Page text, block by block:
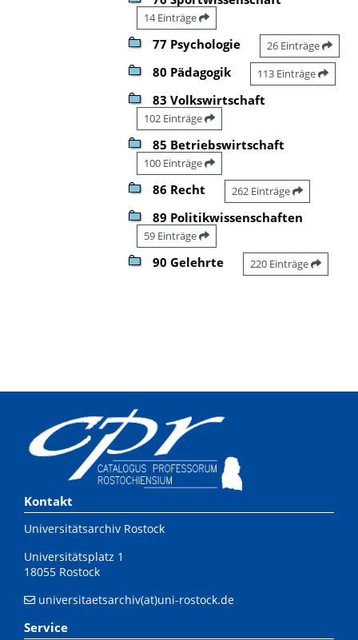
14 Einträge
77 Psychologie 26 Einträge
80 Pädagogik 113 Einträge
83 Volkswirtschaft
102 Einträge
85 Betriebswirtschaft
100 Einträge
86 Recht 262 Einträge
89 Politikwissenschaften
59 Einträge
90 Gelehrte 220 Einträge
Kontakt
Universitätsarchiv Rostock
Universitätsplatz 1
18055 Rostock
universitaetsarchiv(at)uni-rostock.de
Service